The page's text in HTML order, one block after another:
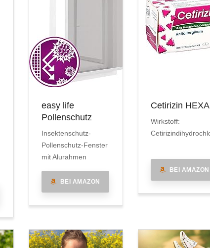
easy life
Pollenschutz
Insektenschutz-
Pollenschutz-Fenster
mit Alurahmen
BEI AMAZON
Cetirizin
Wirkstoff:
BEI AMAZON